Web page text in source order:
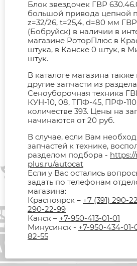
Блок звездочек ГВР
большой привода цепной
z=32/26, t=25,4, d=80 мм
(Бобруйск) в наличии в
магазине РоторПлюс в
штука, в Канске 0 штук, в
штук.
В каталоге магазина
другие запчасти из раздела
Сеноуборочная техника
КУН-10, 08, ТПФ-45, ПРФ-110,
количестве 393. Цены на
начинаются от 20 руб.
В случае, если Вам
запчастей к технике,
разделом подбора -
plus.ru/autocat
Если у Вас остались
задать по телефонам
магазина:
Красноярск – +7 (391) 290-
290-22-99
Канск – +7-950-413-01-01
Минусинск - +7-950-434-01-
82-55